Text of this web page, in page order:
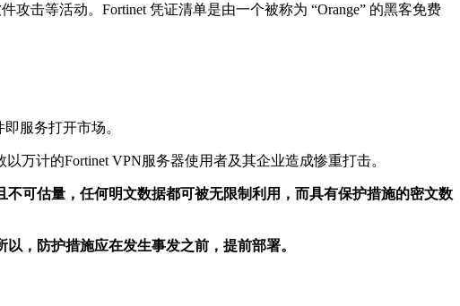
击等活动。Fortinet 凭证清单是由一个被称为 “Orange” 的黑客免费
服务打开市场。
万计的Fortinet VPN服务器使用者及其企业造成惨重打击。
可估量，任何明文数据都可被无限制利用，而具有保护措施的密文数
，防护措施应在发生事发之前，提前部署。